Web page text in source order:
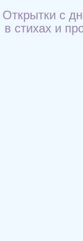
Открытки с
в стихах и